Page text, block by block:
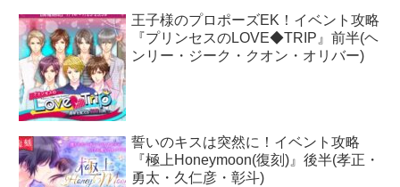
王子様のプロポーズEK！イベント攻略
『プリンセスのLOVE◆TRIP』前半(ヘ
ンリー・ジーク・クオン・オリバー)
誓いのキスは突然に！イベント攻略
『極上Honeymoon(復刻)』後半(孝正・
勇太・久仁彦・彰斗)